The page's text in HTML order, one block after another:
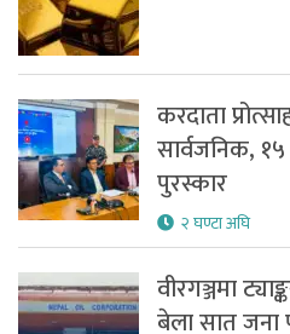
करदाता
सार्वजनिक,
पुरस्कार
२ घण्टा अघि
वीरगञ्जमा
बेला सात जना